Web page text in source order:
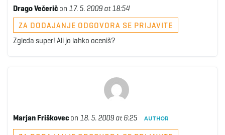
Drago Večerič on 17. 5. 2009 at 18:54
ZA DODAJANJE ODGOVORA SE PRIJAVITE
Zgleda super! Ali jo lahko oceniš?
Marjan Friškovec on 18. 5. 2009 at 6:25 AUTHOR